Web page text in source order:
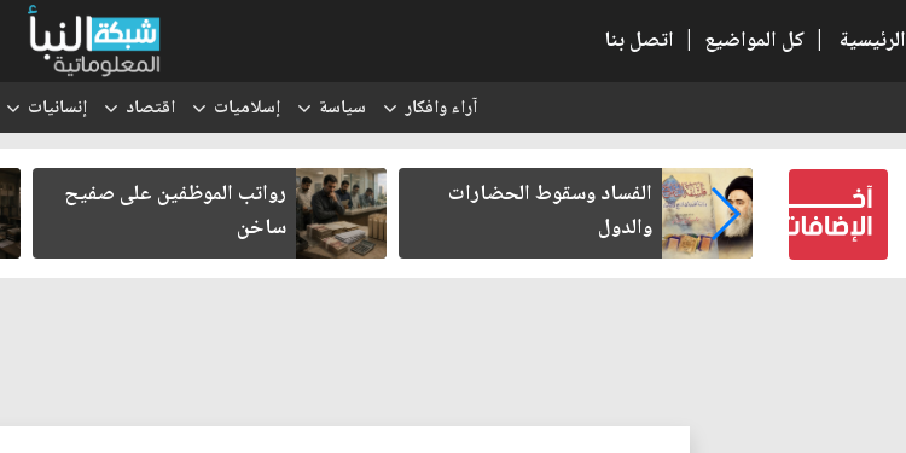
الرئيسية | كل المواضيع | اتصل بنا
آراء وافكار سياسة إسلاميات اقتصاد إنسانيات
كتب لنفسه
الفساد وسقوط الحضارات
والدول
رواتب الموظفين على صفيح
ساخن